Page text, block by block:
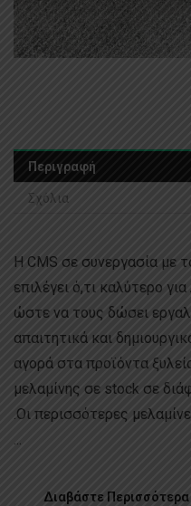
Περιγραφή
Σχόλια
H CMS σε συνεργασία με
επιλέγει ό,τι καλύτερο
ώστε να τους δώσει
απαιτητικά και
αγορά στα προϊόντα
μελαμίνης σε stock σε
.Οι περισσότερες
...
Διαβάστε Περισσότερα